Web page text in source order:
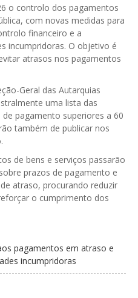
IVA
o controlo dos pagamentos
com novas medidas para
financeiro e a
incumpridoras. O objetivo é
atrasos nos pagamentos
Geral das Autarquias
uma lista das
pagamento superiores a 60
também de publicar nos
de bens e serviços passarão
prazos de pagamento e
atraso, procurando reduzir
o cumprimento dos
pagamentos em atraso e
incumpridoras